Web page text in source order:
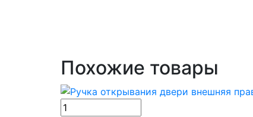
Похожие товары